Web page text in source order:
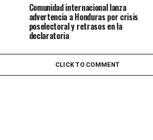
Comunidad internacional lanza
advertencia a Honduras por crisis
poselectoral y retrasos en la
declaratoria
CLICK TO COMMENT